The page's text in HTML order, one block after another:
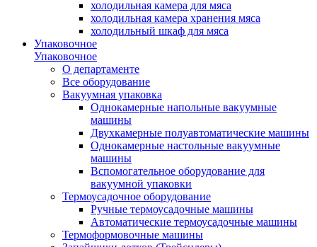
холодильная камера для мяса
холодильная камера хранения мяса
холодильный шкаф для мяса
Упаковочное
Упаковочное
О департаменте
Все оборудование
Вакуумная упаковка
Однокамерные напольные вакуумные
машины
Двухкамерные полуавтоматические машины
Однокамерные настольные вакуумные
машины
Вспомогательное оборудование для
вакуумной упаковки
Термоусадочное оборудование
Ручные термоусадочные машины
Автоматические термоусадочные машины
Термоформовочные машины